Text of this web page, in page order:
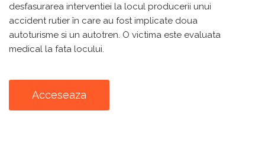
desfasurarea interventiei la locul producerii unui
accident rutier în care au fost implicate doua
autoturisme si un autotren. O victima este evaluata
medical la fata locului.
Acceseaza